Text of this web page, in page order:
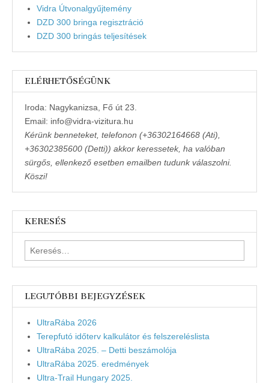
Vidra Útvonalgyűjtemény
DZD 300 bringa regisztráció
DZD 300 bringás teljesítések
ELÉRHETŐSÉGÜNK
Iroda: Nagykanizsa, Fő út 23.
Email: info@vidra-vizitura.hu
Kérünk benneteket, telefonon (+36302164668 (Ati),
+36302385600 (Detti)) akkor keressetek, ha valóban
sürgős, ellenkező esetben emailben tudunk válaszolni.
Köszi!
KERESÉS
Keresés:
LEGUTÓBBI BEJEGYZÉSEK
UltraRába 2026
Terepfutó időterv kalkulátor és felszereléslista
UltraRába 2025. – Detti beszámolója
UltraRába 2025. eredmények
Ultra-Trail Hungary 2025.